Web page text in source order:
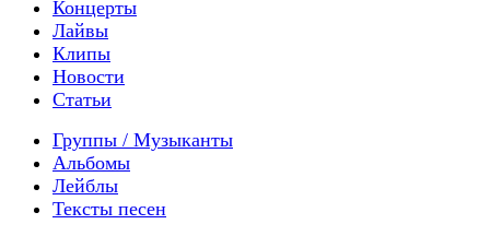
Концерты
Лайвы
Клипы
Новости
Статьи
Группы / Музыканты
Альбомы
Лейблы
Тексты песен